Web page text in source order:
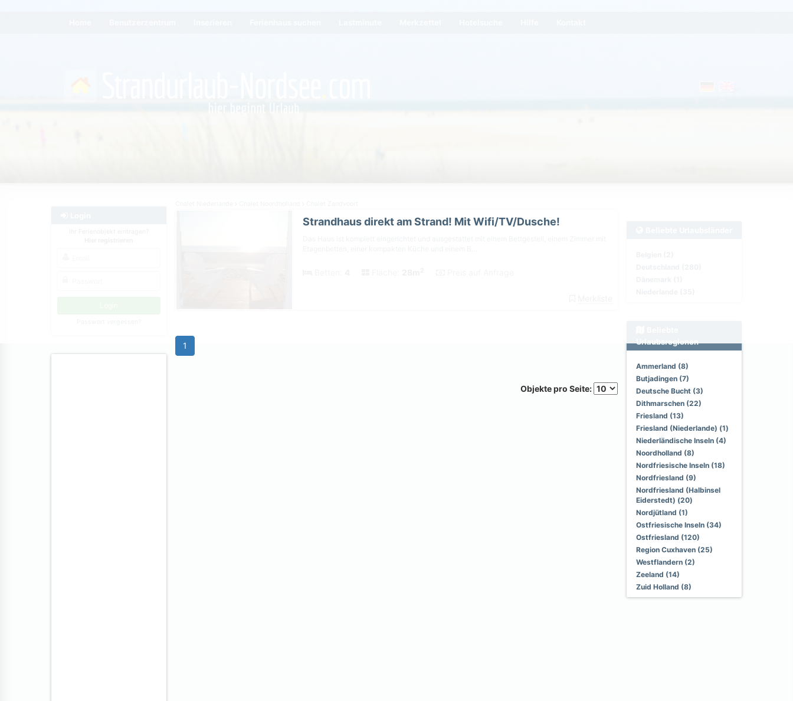
Strandhaus direkt am Strand! Mit Wifi/TV/Dusche!
1
Objekte pro Seite:
Urlaubsregionen
Ammerland (8)
Butjadingen (7)
Deutsche Bucht (3)
Dithmarschen (22)
Friesland (13)
Friesland (Niederlande) (1)
Niederländische Inseln (4)
Noordholland (8)
Nordfriesische Inseln (18)
Nordfriesland (9)
Nordfriesland (Halbinsel
Eiderstedt) (20)
Nordjütland (1)
Ostfriesische Inseln (34)
Ostfriesland (120)
Region Cuxhaven (25)
Westflandern (2)
Zeeland (14)
Zuid Holland (8)